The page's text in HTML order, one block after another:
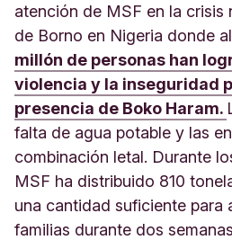
atención de MSF en la crisis
de Borno en Nigeria donde
millón de personas han
violencia y la inseguridad
presencia de Boko Haram.
falta de agua potable y las
combinación letal. Durante
MSF ha distribuido 810
una cantidad suficiente para
familias durante dos